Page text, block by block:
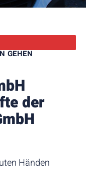
GEHEN
der
Händen